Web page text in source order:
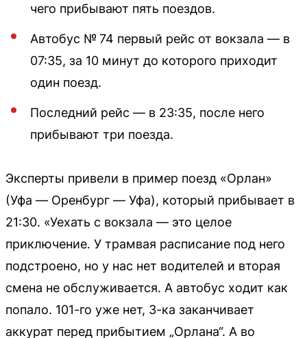
чего прибывают пять поездов.
Автобус № 74 первый рейс от вокзала — в
07:35, за 10 минут до которого приходит
один поезд.
Последний рейс — в 23:35, после него
прибывают три поезда.
Эксперты привели в пример поезд «Орлан»
(Уфа — Оренбург — Уфа), который прибывает в
21:30. «Уехать с вокзала — это целое
приключение. У трамвая расписание под него
подстроено, но у нас нет водителей и вторая
смена не обслуживается. А автобус ходит как
попало. 101-го уже нет, 3-ка заканчивает
аккурат перед прибытием „Орлана“. А во